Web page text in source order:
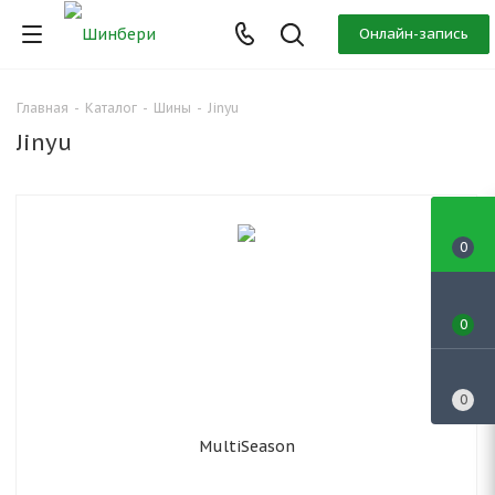
Онлайн-запись
Главная - Каталог - Шины - Jinyu
Jinyu
MultiSeason
0
0
0